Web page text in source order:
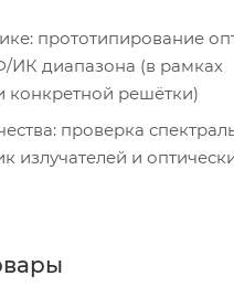
прототипирование
ИК диапазона (в рамках
конкретной решётки)
проверка
излучателей и